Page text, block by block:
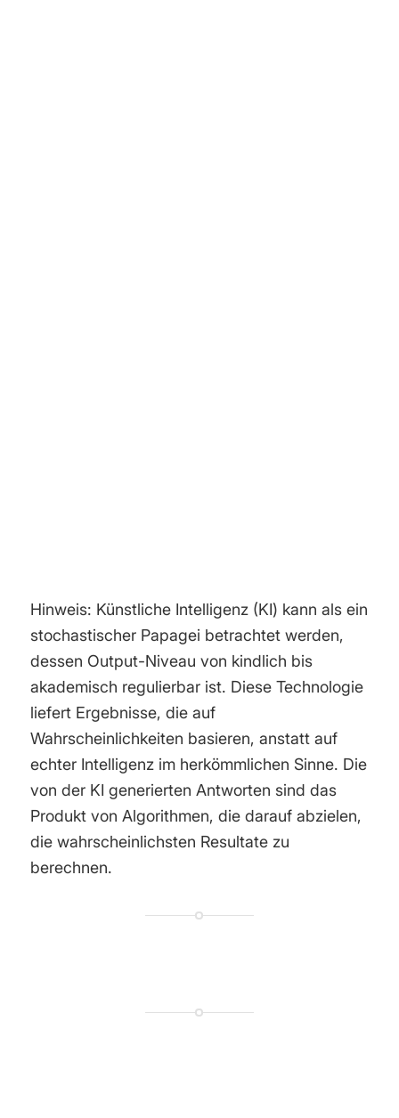
Hinweis: Künstliche Intelligenz (KI) kann als ein
stochastischer Papagei betrachtet werden,
dessen Output-Niveau von kindlich bis
akademisch regulierbar ist. Diese Technologie
liefert Ergebnisse, die auf
Wahrscheinlichkeiten basieren, anstatt auf
echter Intelligenz im herkömmlichen Sinne. Die
von der KI generierten Antworten sind das
Produkt von Algorithmen, die darauf abzielen,
die wahrscheinlichsten Resultate zu
berechnen.